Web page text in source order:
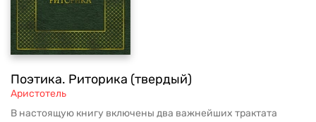
Поэтика. Риторика (твердый)
Аристотель
В настоящую книгу включены два важнейших трактата